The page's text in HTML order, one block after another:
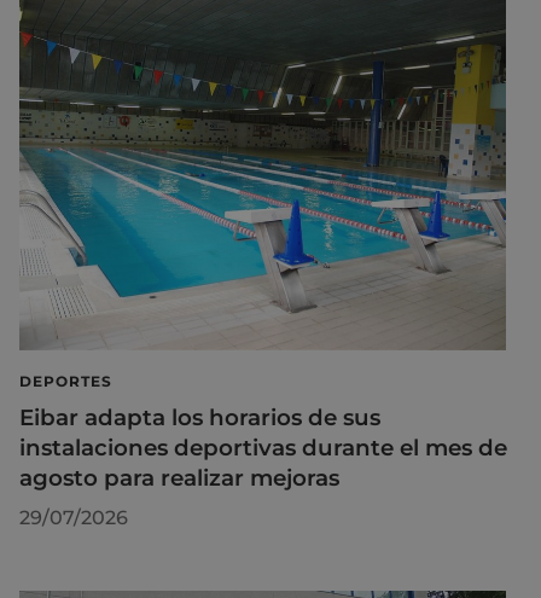
DEPORTES
Eibar adapta los horarios de sus
instalaciones deportivas durante el mes de
agosto para realizar mejoras
29/07/2026